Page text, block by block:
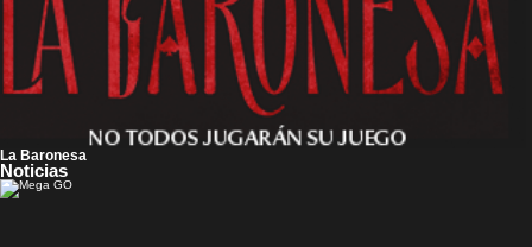
La Baronesa
Noticias